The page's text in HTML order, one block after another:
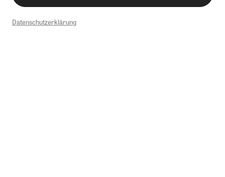
Datenschutzerklärung